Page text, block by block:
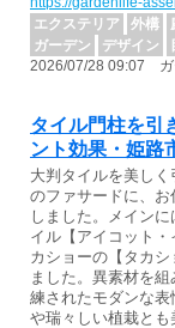
エクステリア
外構
ガーデン
デザイン
2026/07/28 09:07 ガ
タイル門柱を引
ント効果・姫路
大判タイルを美し
のファサードに、
しました。メイン
イル【アイコット
カショーの【タカ
ました。異素材を
練されたモダンな
や瑞々しい植栽と